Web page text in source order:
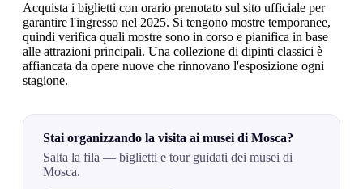
Acquista i biglietti con orario prenotato sul sito ufficiale per
garantire l'ingresso nel 2025. Si tengono mostre temporanee,
quindi verifica quali mostre sono in corso e pianifica in base
alle attrazioni principali. Una collezione di dipinti classici è
affiancata da opere nuove che rinnovano l'esposizione ogni
stagione.
Stai organizzando la visita ai musei di Mosca?
Salta la fila — biglietti e tour guidati dei musei di
Mosca.